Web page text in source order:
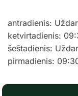
antradienis:
ketvirtadienis:
šeštadienis:
pirmadienis: